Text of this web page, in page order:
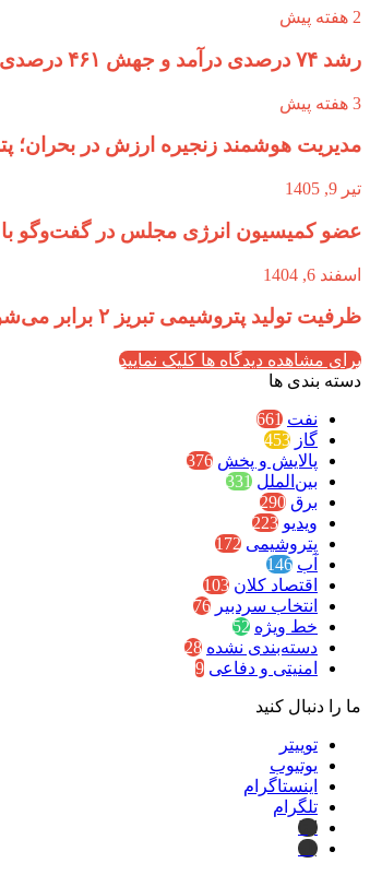
2 هفته پیش
رشد ۷۴ درصدی درآمد و جهش ۴۶۱ درصدی سود عملیاتی؛ سال طلایی پترول رقم خورد
3 هفته پیش
مدیریت هوشمند زنجیره ارزش در بحران؛
تیر 9, 1405
عضو کمیسیون انرژی مجلس در گفت‌وگو با
اسفند 6, 1404
ظرفیت تولید پتروشیمی تبریز ۲ برابر می‌شود
برای مشاهده دیدگاه ها کلیک نمایید
دسته بندی ها
نفت 661
گاز 453
پالایش و پخش 376
بین‌الملل 331
برق 290
ویدیو 223
پتروشیمی 172
آب 146
اقتصاد کلان 103
انتخاب سردبیر 76
خط ویژه 52
دسته‌بندی نشده 28
امنیتی و دفاعی 9
ما را دنبال کنید
توییتر
یوتیوب
اینستاگرام
تلگرام
ایتا
بله